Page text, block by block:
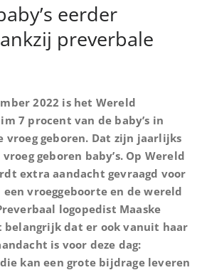
eerder
preverbale
2022 is het Wereld
7 procent van de baby’s in
vroeg geboren. Dat zijn jaarlijks
geboren baby’s. Op Wereld
extra aandacht gevraagd voor
vroeggeboorte en de wereld
logopedist Maaske
dat er ook vanuit haar
is voor deze dag:
kan een grote bijdrage leveren